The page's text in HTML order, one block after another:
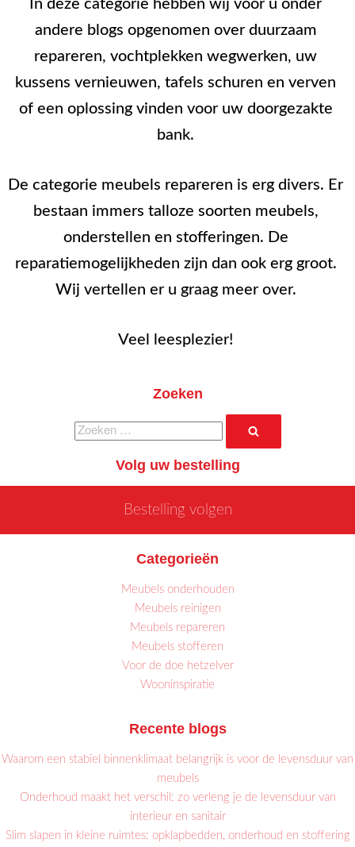
In deze categorie hebben wij voor u onder
andere blogs opgenomen over duurzaam
repareren, vochtplekken wegwerken, uw
kussens vernieuwen, tafels schuren en verven
of een oplossing vinden voor uw doorgezakte
bank.
De categorie meubels repareren is erg divers. Er
bestaan immers talloze soorten meubels,
onderstellen en stofferingen. De
reparatiemogelijkheden zijn dan ook erg groot.
Wij vertellen er u graag meer over.
Veel leesplezier!
Zoeken
Zoeken
naar:
Volg uw bestelling
Bestelling volgen
Categorieën
Meubels onderhouden
Meubels reinigen
Meubels repareren
Meubels stofferen
Voor de doe hetzelver
Wooninspiratie
Recente blogs
Waarom een stabiel binnenklimaat belangrijk is voor de levensduur van
meubels
Onderhoud maakt het verschil: zo verleng je de levensduur van
interieur en sanitair
Slim slapen in kleine ruimtes: opklapbedden, onderhoud en stoffering